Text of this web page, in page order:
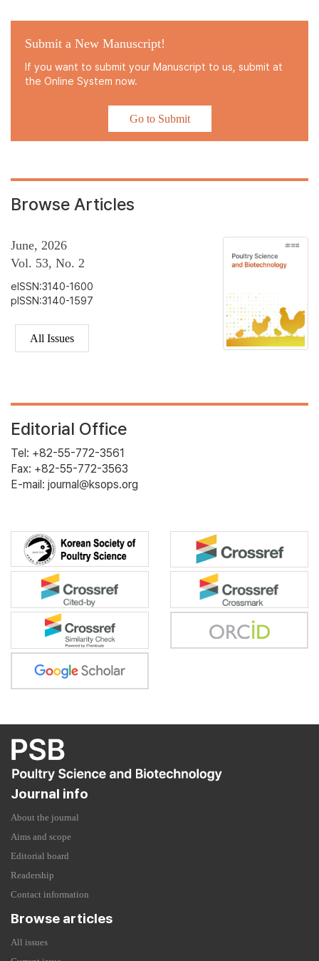
Submit a New Manuscript!
If you want to submit your Manuscript to us, submit at
the Online System now.
Go to Submit
Browse Articles
June, 2026
Vol. 53, No. 2
eISSN:3140-1600
pISSN:3140-1597
All Issues
Editorial Office
Tel: +82-55-772-3561
Fax: +82-55-772-3563
E-mail: journal@ksops.org
Journal info
About the journal
Aims and scope
Editorial board
Readership
Contact information
Browse articles
All issues